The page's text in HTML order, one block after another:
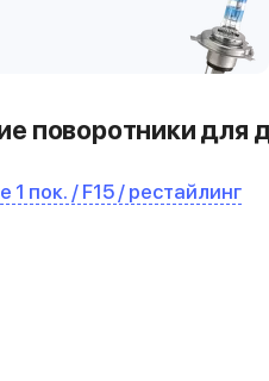
поворотники для
1 пок. / F15 / рестайлинг